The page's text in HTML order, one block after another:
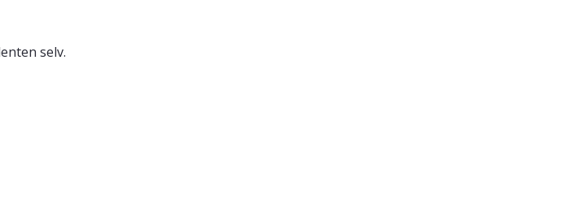
selv.